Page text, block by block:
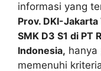
informasi yang
Prov. DKI-
SMK D3 S1 di PT
Indonesia, hanya
memenuhi